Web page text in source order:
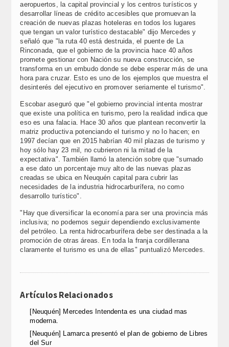
aeropuertos, la capital provincial y los centros turísticos y
desarrollar líneas de crédito accesibles que promuevan la
creación de nuevas plazas hoteleras en todos los lugares
que tengan un valor turístico destacable" dijo Mercedes y
señaló que "la ruta 40 está destruida, el puente de La
Rinconada, que el gobierno de la provincia hace 40 años
promete gestionar con Nación su nueva construcción, se
transforma en un embudo donde se debe esperar más de una
hora para cruzar. Esto es uno de los ejemplos que muestra el
desinterés del ejecutivo en promover seriamente el turismo".
Escobar aseguró que "el gobierno provincial intenta mostrar
que existe una política en turismo, pero la realidad indica que
eso es una falacia. Hace 30 años que plantean reconvertir la
matriz productiva potenciando el turismo y no lo hacen; en
1997 decían que en 2015 habrían 40 mil plazas de turismo y
hoy sólo hay 23 mil, no cubrieron ni la mitad de la
expectativa". También llamó la atención sobre que "sumado
a ese dato un porcentaje muy alto de las nuevas plazas
creadas se ubica en Neuquén capital para cubrir las
necesidades de la industria hidrocarburífera, no como
desarrollo turístico".
"Hay que diversificar la economía para ser una provincia más
inclusiva; no podemos seguir dependiendo exclusivamente
del petróleo. La renta hidrocarburífera debe ser destinada a la
promoción de otras áreas. En toda la franja cordillerana
claramente el turismo es una de ellas" puntualizó Mercedes.
Artículos Relacionados
[Neuquén] Mercedes Intendenta es una ciudad mas
moderna.
[Neuquén] Lamarca presentó el plan de gobierno de Libres
del Sur